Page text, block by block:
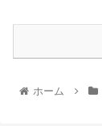
ホーム